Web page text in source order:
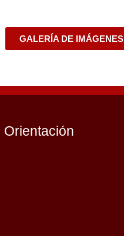
GALERÍA DE IMÁGENES